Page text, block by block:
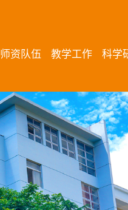
师资队伍 教学工作 科学